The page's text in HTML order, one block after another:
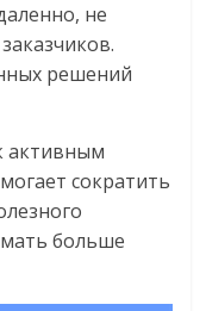
не
решений
активным
сократить
больше